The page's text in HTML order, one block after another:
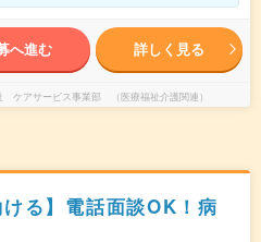
へ進む 詳しく見る
ケアサービス事業部 （医療福祉介護関連）
ける】電話面談OK！病